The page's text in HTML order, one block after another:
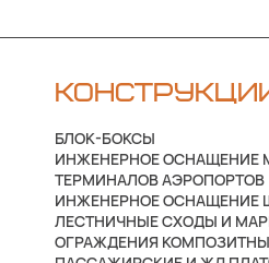
БЛОК-БОКСЫ
ИНЖЕНЕРНОЕ ОСНАЩЕНИЕ
ТЕРМИНАЛОВ АЭРОПОРТОВ
ИНЖЕНЕРНОЕ ОСНАЩЕНИЕ
ЛЕСТНИЧНЫЕ СХОДЫ И
ОГРАЖДЕНИЯ